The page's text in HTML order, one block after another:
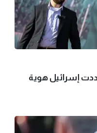
إسرائيل هوية